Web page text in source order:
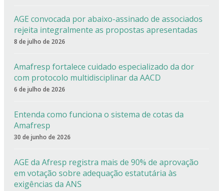
AGE convocada por abaixo-assinado de associados
rejeita integralmente as propostas apresentadas
8 de julho de 2026
Amafresp fortalece cuidado especializado da dor
com protocolo multidisciplinar da AACD
6 de julho de 2026
Entenda como funciona o sistema de cotas da
Amafresp
30 de junho de 2026
AGE da Afresp registra mais de 90% de aprovação
em votação sobre adequação estatutária às
exigências da ANS